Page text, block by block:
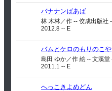
バナナンばあば
林 木林／作 -- 佼成出版社
2012.8 -- E
バムとケロのもりのこや
島田 ゆか／作 絵 -- 文溪堂
2011.1 -- E
へっこきよめどん